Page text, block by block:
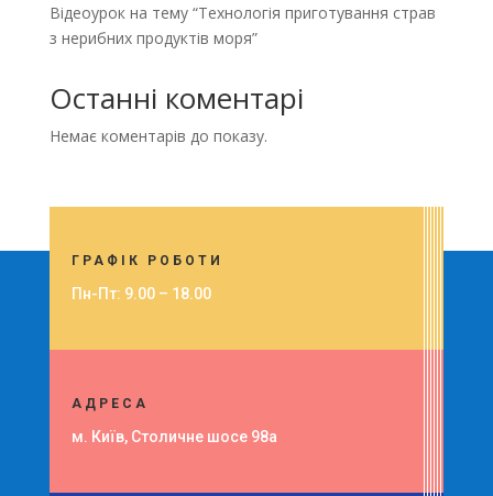
Відеоурок на тему “Технологія приготування страв
з нерибних продуктів моря”
Останні коментарі
Немає коментарів до показу.
ГРАФІК РОБОТИ
Пн-Пт: 9.00 – 18.00
АДРЕСА
м. Київ, Столичне шосе 98а